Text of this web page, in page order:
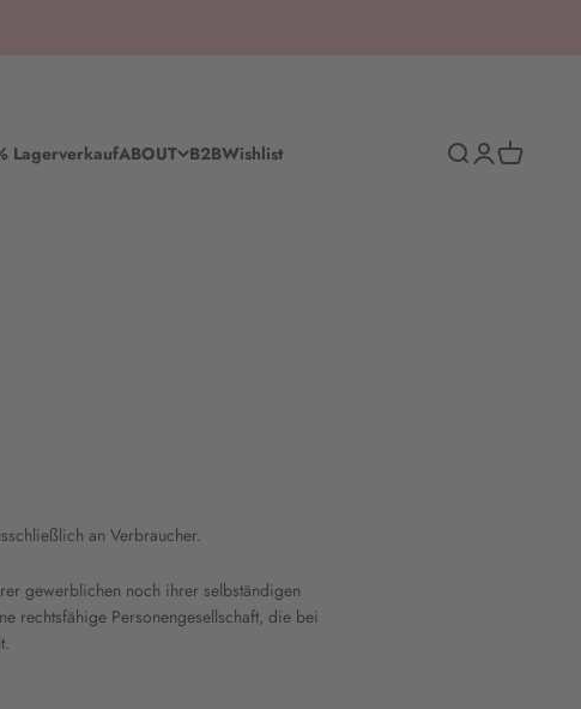
LagerverkaufABOUT B2BWishlist SucheAnmelden
Warenkorb
an Verbraucher.
gewerblichen noch ihrer selbständigen
rechtsfähige Personengesellschaft, die bei